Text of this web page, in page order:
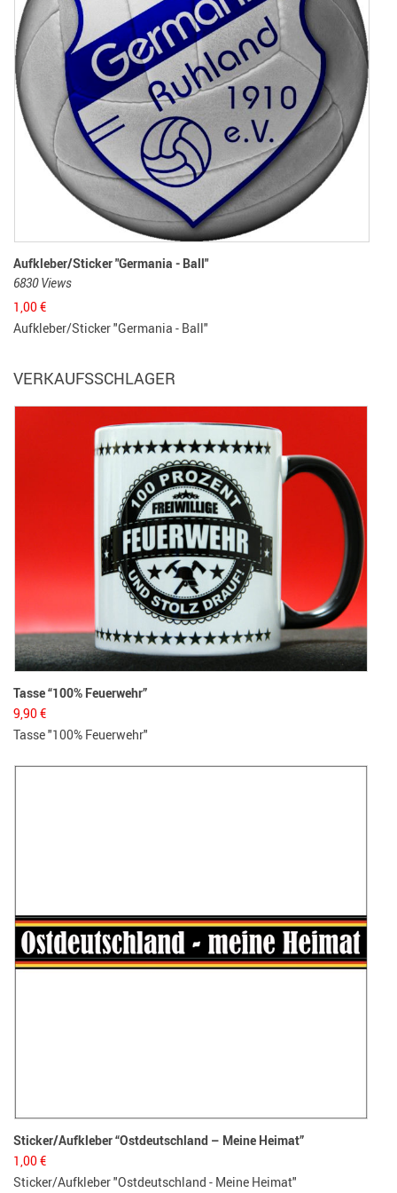
Aufkleber/Sticker "Germania - Ball"
6830 Views
1,00€
Aufkleber/Sticker "Germania - Ball"
VERKAUFSSCHLAGER
Tasse “100% Feuerwehr”
9,90€
Tasse "100% Feuerwehr"
Sticker/Aufkleber “Ostdeutschland – Meine Heimat”
1,00€
Sticker/Aufkleber "Ostdeutschland - Meine Heimat"